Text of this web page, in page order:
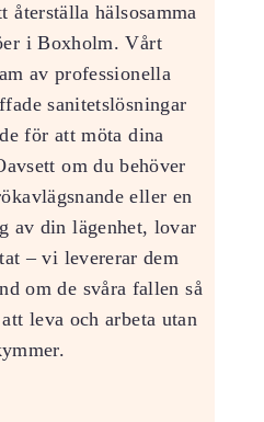
återställa hälsosamma
i Boxholm. Vårt
av professionella
sanitetslösningar
för att möta dina
om du behöver
eller en
av din lägenhet, lovar
– vi levererar dem
om de svåra fallen så
leva och arbeta utan